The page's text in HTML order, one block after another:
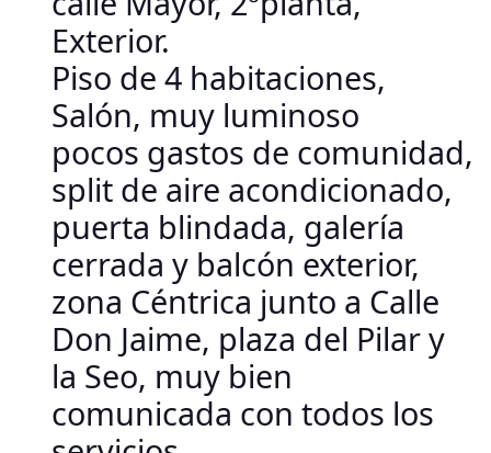
Exterior.
Piso de 4 habitaciones,
Salón, muy luminoso
pocos gastos de comunidad,
split de aire acondicionado,
puerta blindada, galería
cerrada y balcón exterior,
zona Céntrica junto a Calle
Don Jaime, plaza del Pilar y
la Seo, muy bien
comunicada con todos los